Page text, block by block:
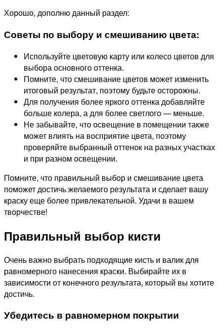
Хорошо, дополню данный раздел:
Советы по выбору и смешиванию цвета:
Используйте цветовую карту или колесо цветов для
выбора основного оттенка.
Помните, что смешивание цветов может изменить
итоговый результат, поэтому будьте осторожны.
Для получения более яркого оттенка добавляйте
больше колера, а для более светлого — меньше.
Не забывайте, что освещение в помещении также
может влиять на восприятие цвета, поэтому
проверяйте выбранный оттенок на разных участках
и при разном освещении.
Помните, что правильный выбор и смешивание цвета
поможет достичь желаемого результата и сделает вашу
краску еще более привлекательной. Удачи в вашем
творчестве!
Правильный выбор кисти
Очень важно выбрать подходящие кисть и валик для
равномерного нанесения краски. Выбирайте их в
зависимости от конечного результата, который вы хотите
достичь.
Убедитесь в равномерном покрытии